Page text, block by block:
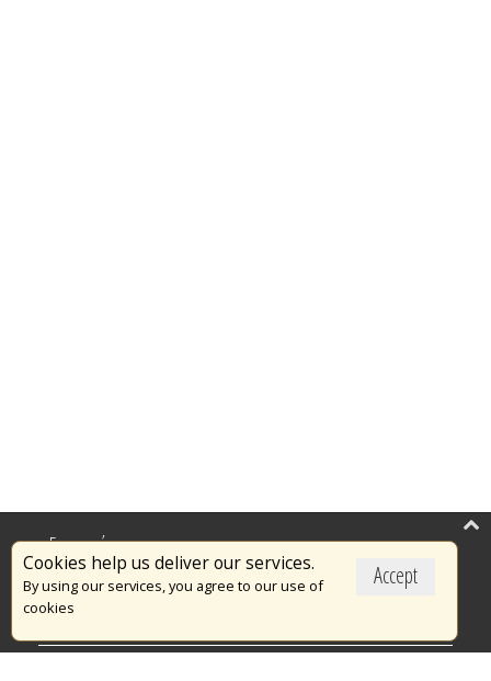
Accept
Cookies help us deliver our services.
By using our services, you agree to our use of
cookies
Επικαιρότητα
Το Πυροσβεστικό Σώμα